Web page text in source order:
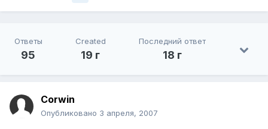
Ответы
95
Created
19 г
Последний ответ
18 г
Corwin
Опубликовано 3 апреля, 2007